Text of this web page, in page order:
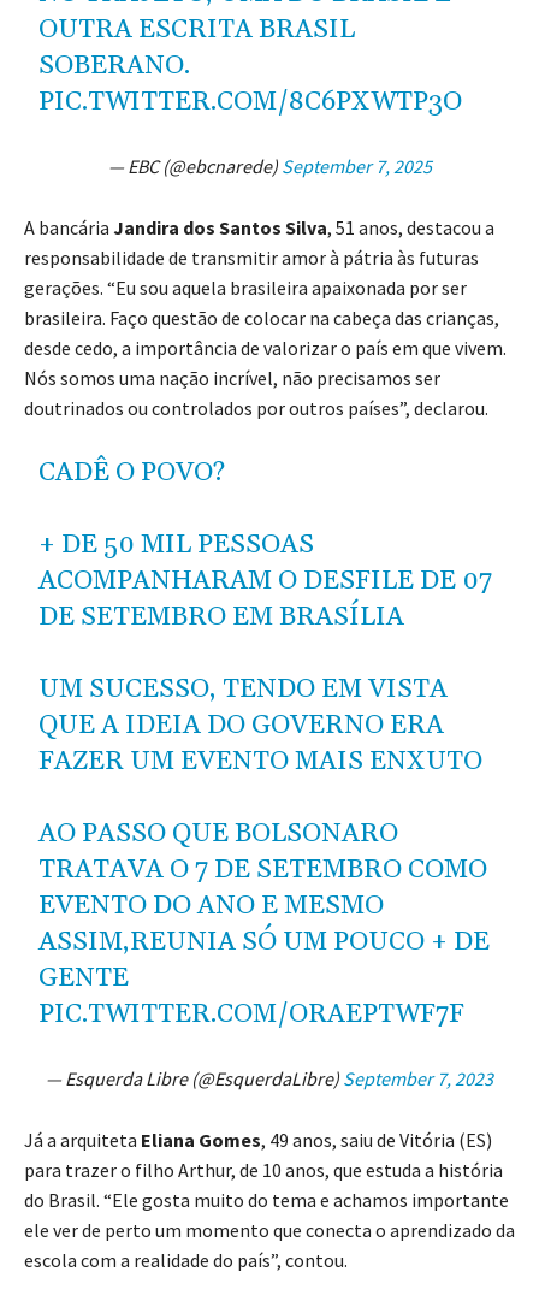
OUTRA ESCRITA BRASIL
SOBERANO.
PIC.TWITTER.COM/8C6PXWTP3O
— EBC (@ebcnarede) September 7, 2025
A bancária Jandira dos Santos Silva, 51 anos, destacou a
responsabilidade de transmitir amor à pátria às futuras
gerações. “Eu sou aquela brasileira apaixonada por ser
brasileira. Faço questão de colocar na cabeça das crianças,
desde cedo, a importância de valorizar o país em que vivem.
Nós somos uma nação incrível, não precisamos ser
doutrinados ou controlados por outros países”, declarou.
CADÊ O POVO?
+ DE 50 MIL PESSOAS
ACOMPANHARAM O DESFILE DE 07
DE SETEMBRO EM BRASÍLIA
UM SUCESSO, TENDO EM VISTA
QUE A IDEIA DO GOVERNO ERA
FAZER UM EVENTO MAIS ENXUTO
AO PASSO QUE BOLSONARO
TRATAVA O 7 DE SETEMBRO COMO
EVENTO DO ANO E MESMO
ASSIM,REUNIA SÓ UM POUCO + DE
GENTE
PIC.TWITTER.COM/ORAEPTWF7F
— Esquerda Libre (@EsquerdaLibre) September 7, 2023
Já a arquiteta Eliana Gomes, 49 anos, saiu de Vitória (ES)
para trazer o filho Arthur, de 10 anos, que estuda a história
do Brasil. “Ele gosta muito do tema e achamos importante
ele ver de perto um momento que conecta o aprendizado da
escola com a realidade do país”, contou.